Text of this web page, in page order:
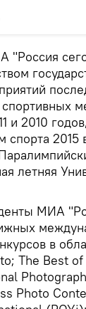
"Россия
2010
2015
летняя
МИА
в
The Best
Photo